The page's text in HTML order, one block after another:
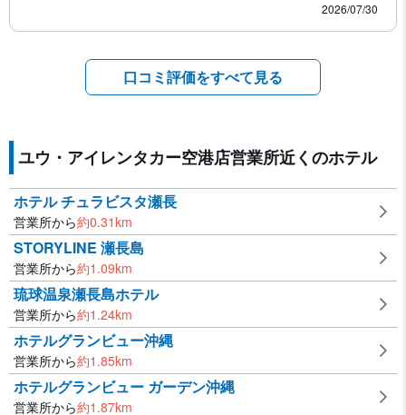
2026/07/30
口コミ評価をすべて見る
ユウ・アイレンタカー空港店営業所近くのホテル
ホテル チュラビスタ瀬長
営業所から約0.31km
STORYLINE 瀬長島
営業所から約1.09km
琉球温泉瀬長島ホテル
営業所から約1.24km
ホテルグランビュー沖縄
営業所から約1.85km
ホテルグランビュー ガーデン沖縄
営業所から約1.87km